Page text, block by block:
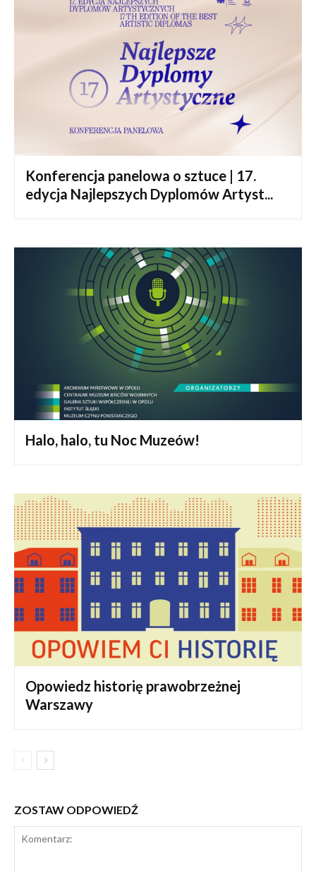
Konferencja panelowa o sztuce | 17.
edycja Najlepszych Dyplomów Artyst...
Halo, halo, tu Noc Muzeów!
Opowiedz historię prawobrzeżnej
Warszawy
ZOSTAW ODPOWIEDŹ